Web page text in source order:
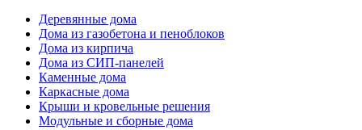
Деревянные дома
Дома из газобетона и пеноблоков
Дома из кирпича
Дома из СИП-панелей
Каменные дома
Каркасные дома
Крыши и кровельные решения
Модульные и сборные дома